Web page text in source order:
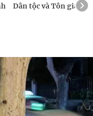
Dân tộc và Tôn giáo